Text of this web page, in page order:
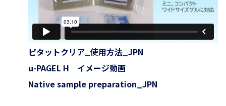
ピタットクリア_使用方法_JPN
u-PAGEL H イメージ動画
Native sample preparation_JPN